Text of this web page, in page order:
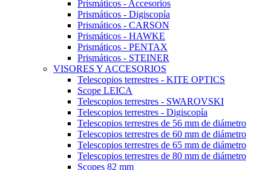
Prismáticos - Accesorios
Prismáticos - Digiscopía
Prismáticos - CARSON
Prismáticos - HAWKE
Prismáticos - PENTAX
Prismáticos - STEINER
VISORES Y ACCESORIOS
Telescopios terrestres - KITE OPTICS
Scope LEICA
Telescopios terrestres - SWAROVSKI
Telescopios terrestres - Digiscopía
Telescopios terrestres de 56 mm de diámetro
Telescopios terrestres de 60 mm de diámetro
Telescopios terrestres de 65 mm de diámetro
Telescopios terrestres de 80 mm de diámetro
Scopes 82 mm